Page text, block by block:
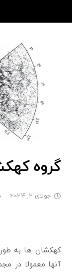
گروه
جولای 2, 2024
کهکشان ها به
آنها معمولا در